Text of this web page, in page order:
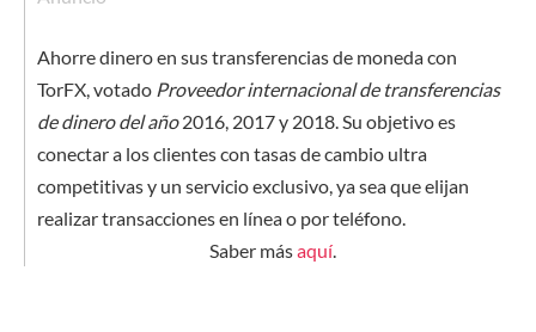
Ahorre dinero en sus transferencias de moneda con
TorFX, votado Proveedor internacional de transferencias
de dinero del año2016, 2017 y 2018. Su objetivo es
conectar a los clientes con tasas de cambio ultra
competitivas y un servicio exclusivo, ya sea que elijan
realizar transacciones en línea o por teléfono.
Saber másaquí.